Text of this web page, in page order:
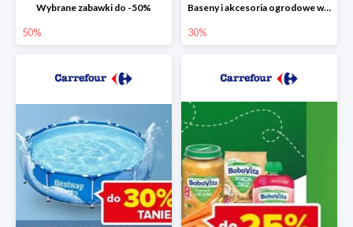
Wybrane zabawki do -50%
50%
Baseny i akcesoria ogrodowe w Carrefour do -30%
30%